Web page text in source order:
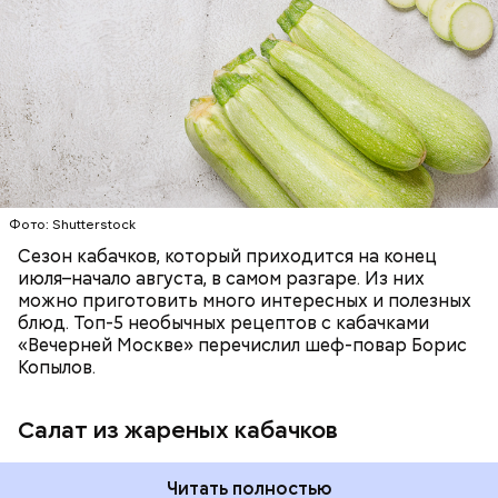
Фото: Shutterstock
Сезон кабачков, который приходится на конец
июля–начало августа, в самом разгаре. Из них
можно приготовить много интересных и полезных
блюд. Топ-5 необычных рецептов с кабачками
«Вечерней Москве» перечислил шеф-повар Борис
Копылов.
Салат из жареных кабачков
Читать полностью
ЕДА ОВОЩИ РЕЦЕПТЫ
Вред дыни
Фото: Shutterstock
А врач-эндокринолог Алексей Калинчев рассказал,
что существует множество блюд, где используют
— Наиболее распространенные борщ, щи, котлеты,
салаты, лаваш с творогом и сыром, пироги, омлет,
запеканка. Щавеля там везде используется
немного, поэтому никакого вреда от него не будет.
Чем разнообразнее рацион питания человека, тем
лучше. Потому что это исключает вероятность
возникновения дефицитов микроэлементов, —
заверил специалист.